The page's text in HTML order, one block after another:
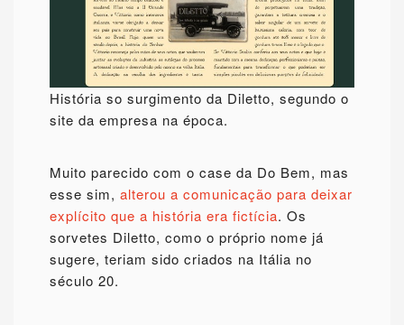
História so surgimento da Diletto, segundo o
site da empresa na época.
Muito parecido com o case da Do Bem, mas
esse sim, alterou a comunicação para deixar
explícito que a história era fictícia. Os
sorvetes Diletto, como o próprio nome já
sugere, teriam sido criados na Itália no
século 20.